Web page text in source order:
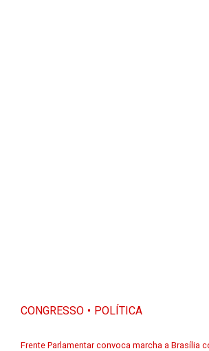
CONGRESSO POLÍTICA
Frente Parlamentar convoca marcha a Brasília